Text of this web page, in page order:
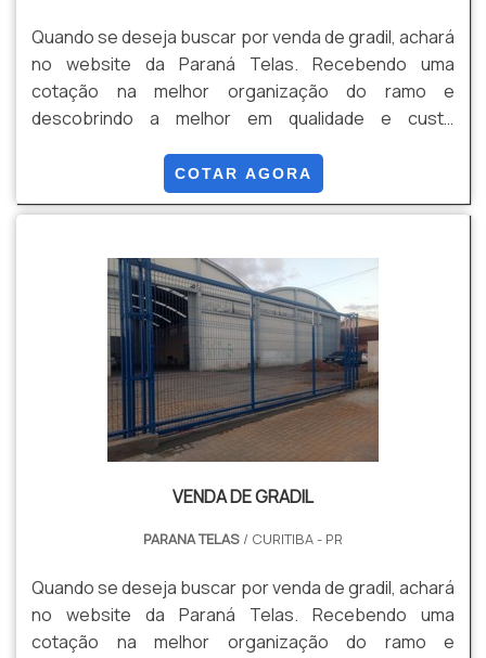
Quando se deseja buscar por venda de gradil, achará
no website da Paraná Telas. Recebendo uma
cotação na melhor organização do ramo e
descobrindo a melhor em qualidade e custo
os profissionais especializados da Paraná Telas o
cliente conseguirá proteção com soluções para
necessário para a fixação deste tipo de cercamento.
MAIS INFORM...
COTAR AGORA
VENDA DE GRADIL
PARANA TELAS / CURITIBA - PR
Quando se deseja buscar por venda de gradil, achará
no website da Paraná Telas. Recebendo uma
cotação na melhor organização do ramo e